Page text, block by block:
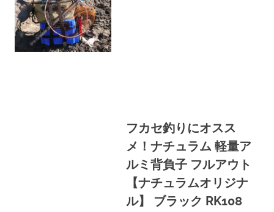
フカセ釣りにオスス
メ！ナチュラム 軽量ア
ルミ背負子 フルアウト
【ナチュラムオリジナ
ル】 ブラック RK108